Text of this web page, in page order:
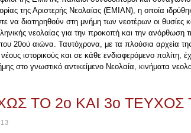
της Αριστερής Νεολαίας (ΕΜΙΑΝ), η οποία
να διατηρηθούν στη μνήμη των νεοτέρων οι θυσίες
νεολαίας για την προκοπή και την ανόρθωση
20ού αιώνα. Ταυτόχρονα, με τα πλούσια αρχεία
ιστορικούς και σε κάθε ενδιαφερόμενο πολίτη,
στο γνωστικό αντικείμενο Νεολαία, κινήματα
ΤΟ 2ο ΚΑΙ 3ο